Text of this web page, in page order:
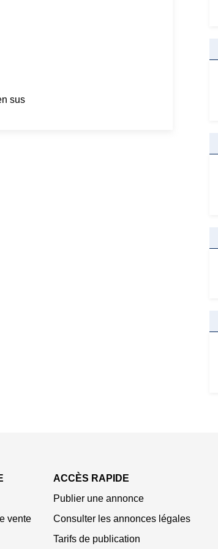
sus
vente
ACCÈS RAPIDE
Publier une annonce
Consulter les annonces légales
Tarifs de publication